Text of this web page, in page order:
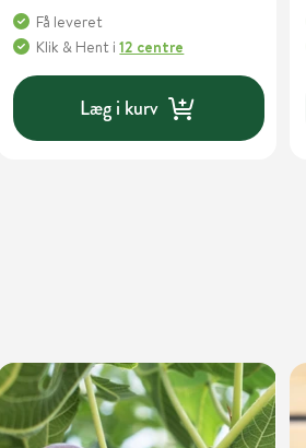
Få leveret
Klik & Hent i12 centre
Læg i kurv